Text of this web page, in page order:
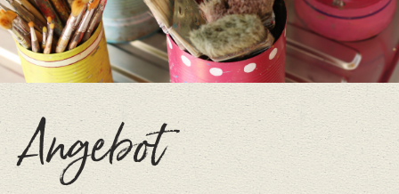
Angebot